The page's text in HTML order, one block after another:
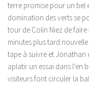
terre promise pour un bel
domination des verts se
tour de Colin Niez de
minutes plus tard
tape à suivre et Jonathan
aplatir un essai dans l’en
visiteurs font circuler la